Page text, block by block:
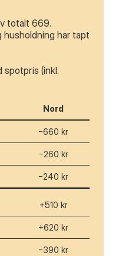
totalt 669.
har tapt
spotpris (inkl.
Nord
−660 kr
−260 kr
−240 kr
+510 kr
+620 kr
−390 kr